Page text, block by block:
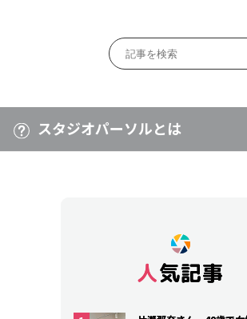
スタジオパーソルとは
人気記事
人気記事